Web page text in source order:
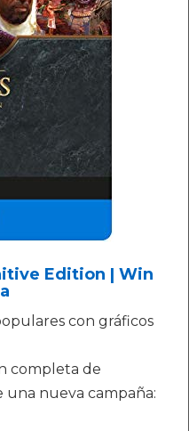
Edition | Win
con gráficos
completa de
una nueva campaña: